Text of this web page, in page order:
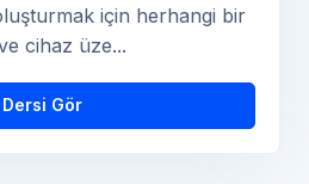
için herhangi bir
cihaz üze...
Dersi Gör